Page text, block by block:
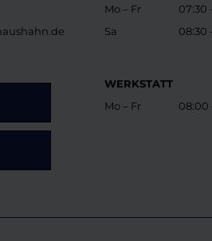
Mo – Fr
Sa
07:30
08:30
WERKSTATT
Mo – Fr
08:00